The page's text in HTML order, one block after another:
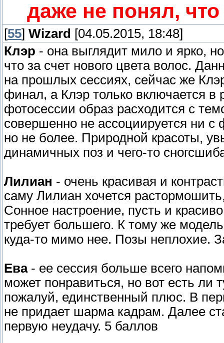
даже не понял,
[55] Wizard [04.05.2015, 18:48]
Клэр - она выглядит мило и ярко,
что за счет нового цвета волос.
на прошлых сессиях, сейчас же
финал, а Клэр только включается в
фотосессии образ расходится с
совершенно не ассоциируется ни
но не более. Природной красоты,
динамичных поз и чего-то
Лилиан - очень красивая и
саму Лилиан хочется
Сонное настроение, пусть и
требует большего. К тому же
куда-то мимо нее. Позы неплохие.
Ева- ее сессия больше всего
может понравиться, но вот есть ли
пожалуй, единственный плюс. В
не придает шарма кадрам. Далее
первую неудачу. 5 баллов